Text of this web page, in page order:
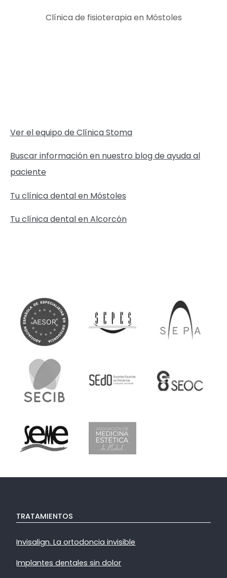
Clínica de fisioterapia en Móstoles
Ver el equipo de Clínica Stoma
Buscar información en nuestro blog de ayuda al
paciente
Tu clínica dental en Móstoles
Tu clínica dental en Alcorcón
TRATAMIENTOS
Invisalign. La ortodoncia invisible
Implantes dentales sin dolor